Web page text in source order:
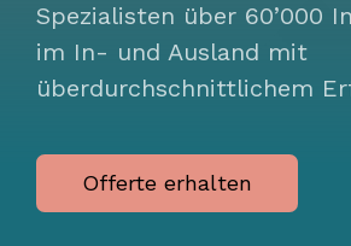
Spezialisten über 60’000
im In- und Ausland mit
überdurchschnittlichem
Offerte erhalten